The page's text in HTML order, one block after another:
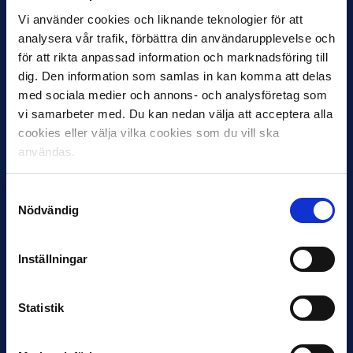
Vi använder cookies och liknande teknologier för att
analysera vår trafik, förbättra din användarupplevelse och
för att rikta anpassad information och marknadsföring till
dig. Den information som samlas in kan komma att delas
med sociala medier och annons- och analysföretag som
vi samarbeter med. Du kan nedan välja att acceptera alla
cookies eller välja vilka cookies som du vill ska
användas.
Nödvändig
Inställningar
Statistik
11 JUNI
VM-spelare med förflutet i Allsvenskan
och Superettan
Bosnien & Hercegovina Armin Gigovic — Helsingborgs IF
Dennis Hadžikadunić — Malmö FF / Trelleborg FF
Elfenbenskusten…
Han nätade snyggast i maj: “Ett alldeles